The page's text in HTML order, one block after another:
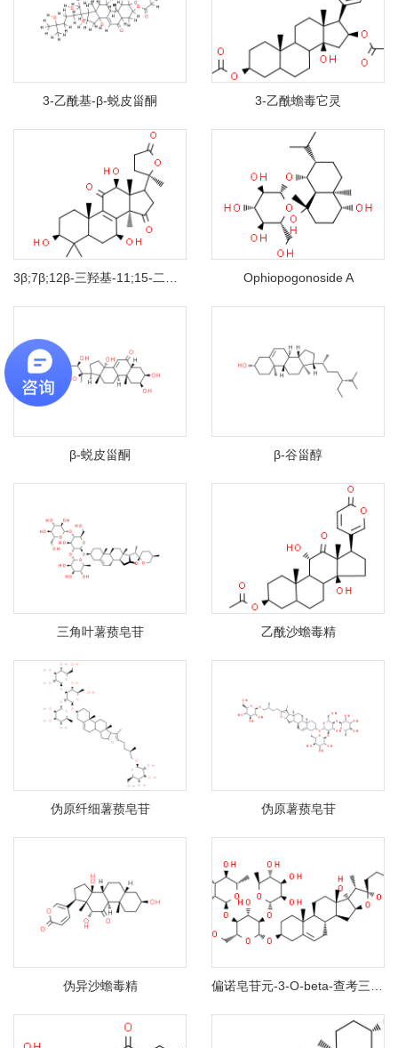
3-乙酰基-β-蜕皮甾酮 3-乙酰蟾毒它灵
Ophiopogonoside A
β-蜕皮甾酮 β-谷甾醇
三角叶薯蓣皂苷 乙酰沙蟾毒精
伪原纤细薯蓣皂苷 伪原薯蓣皂苷
伪异沙蟾毒精